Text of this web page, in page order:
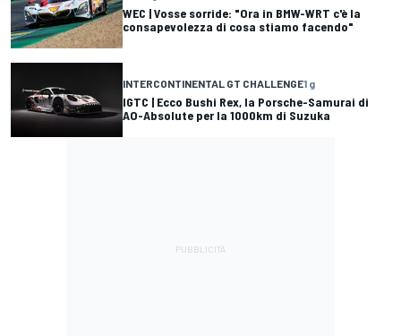
WEC | Vosse sorride: "Ora in BMW-WRT c'è la
consapevolezza di cosa stiamo facendo"
INTERCONTINENTAL GT CHALLENGE1 g
IGTC | Ecco Bushi Rex, la Porsche-Samurai di
AO-Absolute per la 1000km di Suzuka